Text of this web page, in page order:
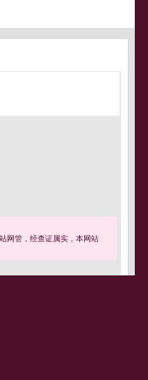
网管，经查证属实，本网站